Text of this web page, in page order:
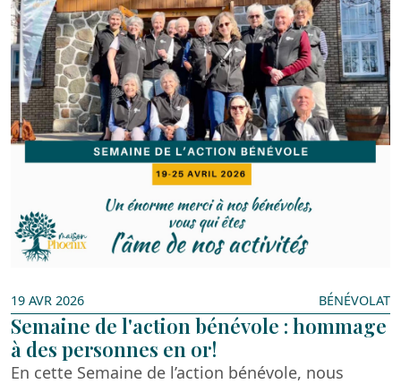
19 AVR 2026 BÉNÉVOLAT
Semaine de l'action bénévole : hommage
à des personnes en or!
En cette Semaine de l’action bénévole, nous